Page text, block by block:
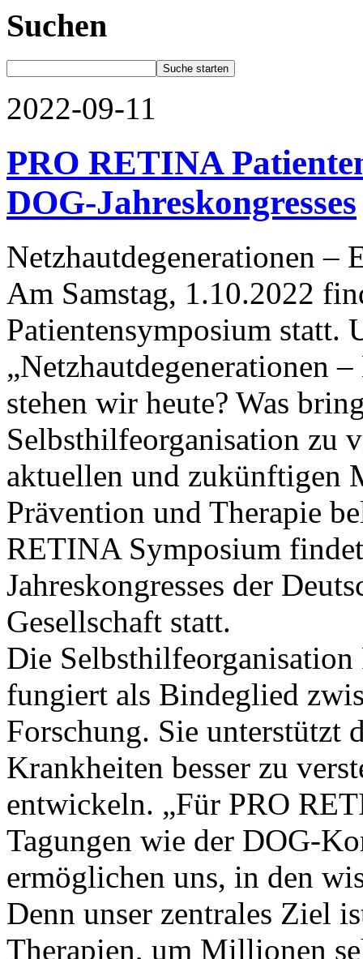
Suchen
2022-09-11
PRO RETINA
DOG-Jahreskongresses
Netzhautdegenerationen
Am Samstag, 1.10.2022
Patientensymposium statt.
„Netzhautdegenerationen
stehen wir heute? Was
Selbsthilfeorganisation zu
aktuellen und zukünftigen
Prävention und Therapie
RETINA Symposium
Jahreskongresses der
Gesellschaft statt.
Die
fungiert als Bindeglied
Forschung. Sie unterstützt
Krankheiten besser zu
entwickeln. „Für PRO
Tagungen wie der DOG-
ermöglichen uns, in den
Denn unser zentrales Ziel
Therapien, um Millionen